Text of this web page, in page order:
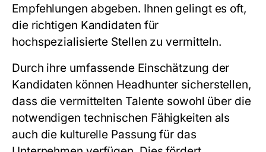
Empfehlungen abgeben. Ihnen gelingt es oft,
die richtigen Kandidaten für
hochspezialisierte Stellen zu vermitteln.
Durch ihre umfassende Einschätzung der
Kandidaten können Headhunter sicherstellen,
dass die vermittelten Talente sowohl über die
notwendigen technischen Fähigkeiten als
auch die kulturelle Passung für das